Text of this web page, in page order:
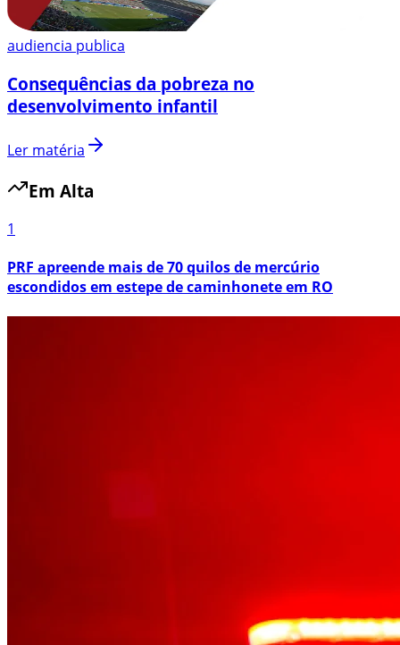
audiencia publica
Consequências da pobreza no
desenvolvimento infantil
Ler matéria
Em Alta
1
PRF apreende mais de 70 quilos de mercúrio
escondidos em estepe de caminhonete em RO